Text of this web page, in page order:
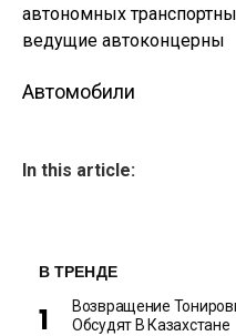
автономных
ведущие автоконцерны
Автомобили
In this article:
В ТРЕНДЕ
Возвращение
Обсудят В Казахстане